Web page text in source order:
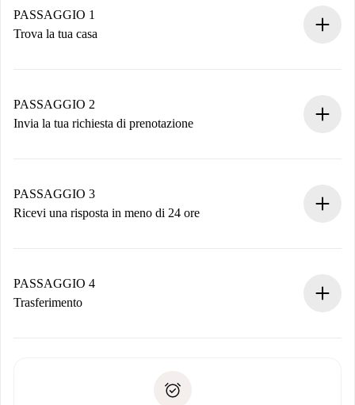
PASSAGGIO 1
Trova la tua casa
Hai tutte le informazioni necessarie in anticipo.
PASSAGGIO 2
Invia la tua richiesta di prenotazione
non accetta.
PASSAGGIO 3
Ricevi una risposta in meno di 24 ore
contatto con il proprietario.
Se rifiutata: non ti addebiteremo nulla e ti proporremo
Domiciliazione del pagamento
PASSAGGIO 4
Trasferimento
solo se non segnali problemi.